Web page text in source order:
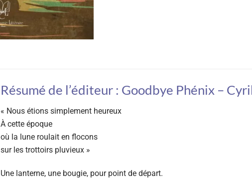
Résumé de l’éditeur : Goodbye Phénix –
« Nous étions simplement heureux
À cette époque
où la lune roulait en flocons
sur les trottoirs pluvieux »
Une lanterne, une bougie, pour point de départ.